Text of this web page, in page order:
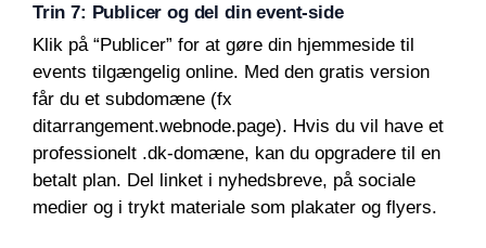
Trin 7: Publicer og del din event-side
Klik på “Publicer” for at gøre din hjemmeside til
events tilgængelig online. Med den gratis version
får du et subdomæne (fx
ditarrangement.webnode.page). Hvis du vil have et
professionelt .dk-domæne, kan du opgradere til en
betalt plan. Del linket i nyhedsbreve, på sociale
medier og i trykt materiale som plakater og flyers.